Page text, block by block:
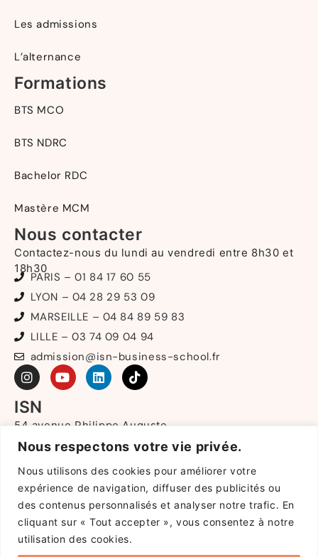
Nous respectons votre vie privée.
Nous utilisons des cookies pour améliorer votre
expérience de navigation, diffuser des publicités ou
des contenus personnalisés et analyser notre trafic. En
cliquant sur « Tout accepter », vous consentez à notre
utilisation des cookies.
Les admissions
L’alternance
Formations
BTS MCO
BTS NDRC
Bachelor RDC
Mastère MCM
Nous contacter
Contactez-nous du lundi au vendredi entre 8h30 et
18h30
PARIS – 01 84 17 60 55
LYON – 04 28 29 53 09
MARSEILLE – 04 84 89 59 83
LILLE – 03 74 09 04 94
admission@isn-business-school.fr
ISN
54 avenue Philippe Auguste
75011 PARIS
213 rue de Gerland
69007 LYON
9 boulevard de Louvain
13008 MARSEILLE
40 rue de Marquillies
59000 LILLE